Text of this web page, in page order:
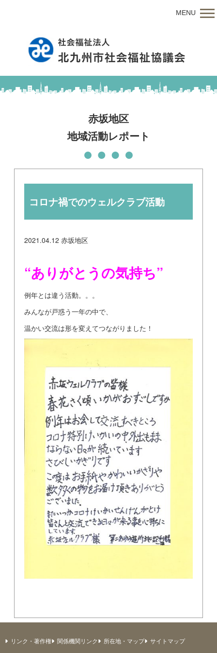
MENU
赤坂地区
地域活動レポート
コロナ禍でのウェルクラブ活動
2021.04.12 赤坂地区
“ありがとうの気持ち”
例年とは違う活動。。。
みんなが戸惑う一年の中で、
温かい交流は形を変えてつながりました！
リンク・著作権 関係機関リンク 所在地・マップ
サイトマップ